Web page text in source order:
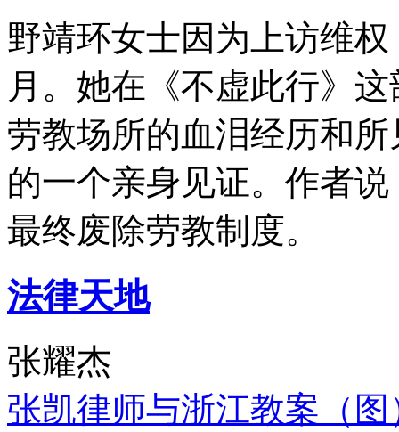
野靖环女士因为上访维
月。她在《不虚此行》
劳教场所的血泪经历和
的一个亲身见证。作者
最终废除劳教制度。
法律天地
张耀杰
张凯律师与浙江教案（图